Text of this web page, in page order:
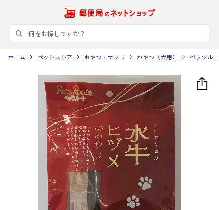
ホーム ペットストア おやつ・サプリ おやつ（犬用） ペッツル